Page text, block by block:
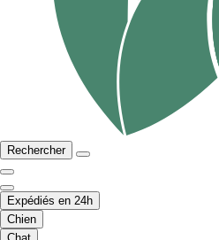
Rechercher
Expédiés en 24h
Chien